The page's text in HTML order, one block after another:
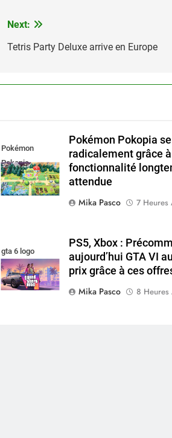
Next:
Tetris Party Deluxe arrive en Europe
Pokémon
Pokopia
Pokémon Pokopia
radicalement grâce
fonctionnalité
attendue
Mika Pasco
7 Heures
gta 6 logo
PS5, Xbox :
aujourd’hui GTA VI
prix grâce à ces
Mika Pasco
8 Heures